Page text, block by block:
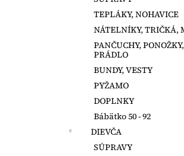
TEPLÁKY, NOHAVICE
NÁTELNÍKY, TRIČKÁ,
PANČUCHY,
PRÁDLO
BUNDY, VESTY
PYŽAMO
DOPLNKY
Bábätko 50 - 92
DIEVČA
SÚPRAVY
RUKÁVOM
€22